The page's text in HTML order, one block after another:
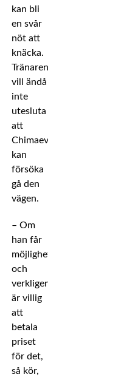
kan bli
en svår
nöt att
knäcka.
Tränaren
vill ändå
inte
utesluta
att
Chimaev
kan
försöka
gå den
vägen.
– Om
han får
möjligheten
och
verkligen
är villig
att
betala
priset
för det,
så kör,